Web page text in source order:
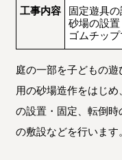
工事内容
固定遊具
砂場の設置
ゴムチッ
庭の一部を子どもの
用の砂場造作をはじ
の設置・固定、転倒時
の敷設などを行います